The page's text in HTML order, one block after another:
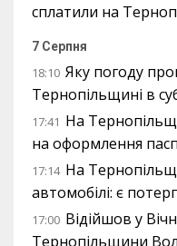
сплатили на
7 Серпня
18:10 Яку погоду
Тернопільщині в
17:41 На
на оформлення
17:14 На
автомобілі: є
17:00 Відійшов у
Тернопільщини